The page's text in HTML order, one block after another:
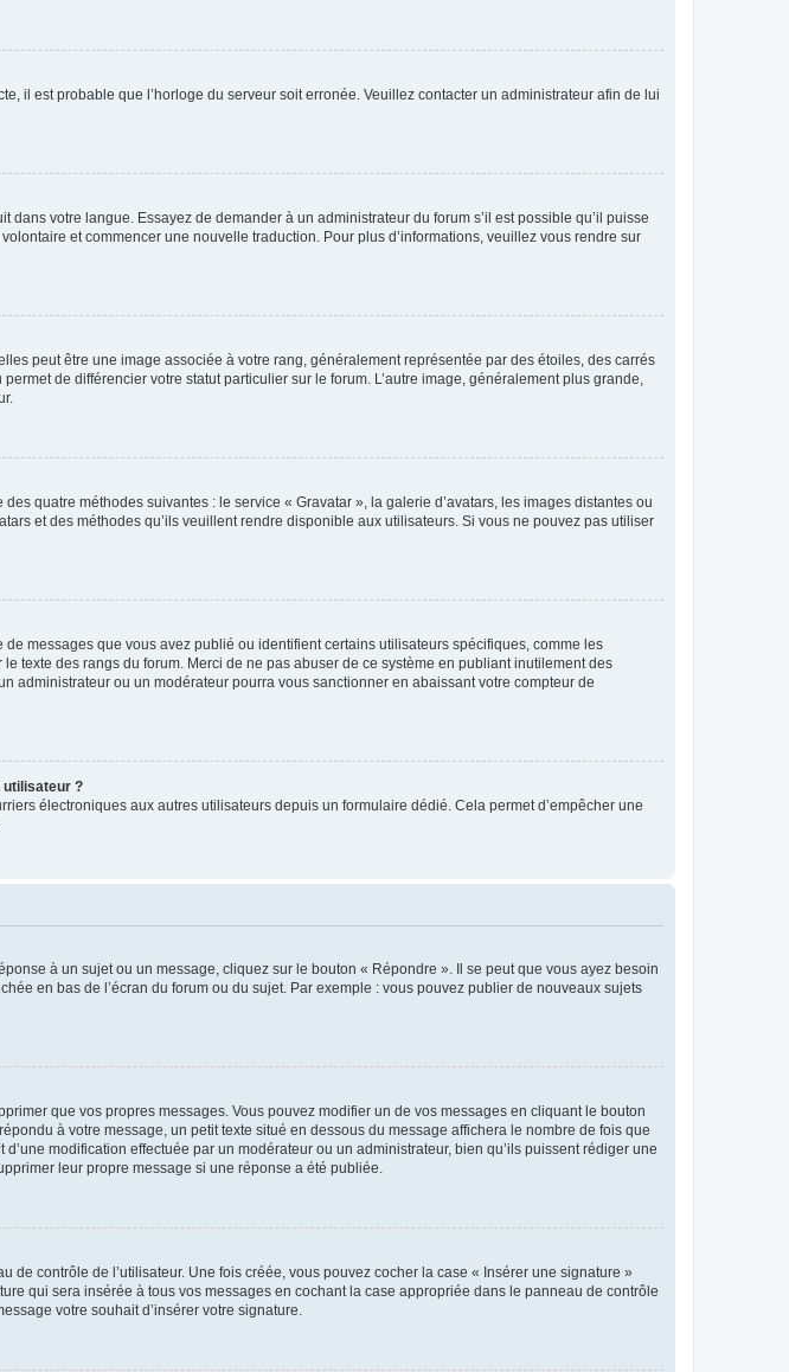
il est probable que l’horloge du serveur soit erronée. Veuillez contacter un administrateur afin de lui
votre langue. Essayez de demander à un administrateur du forum s’il est possible qu’il puisse
et commencer une nouvelle traduction. Pour plus d’informations, veuillez vous rendre sur
peut être une image associée à votre rang, généralement représentée par des étoiles, des carrés
de différencier votre statut particulier sur le forum. L’autre image, généralement plus grande,
quatre méthodes suivantes : le service « Gravatar », la galerie d’avatars, les images distantes ou
et des méthodes qu’ils veuillent rendre disponible aux utilisateurs. Si vous ne pouvez pas utiliser
messages que vous avez publié ou identifient certains utilisateurs spécifiques, comme les
texte des rangs du forum. Merci de ne pas abuser de ce système en publiant inutilement des
administrateur ou un modérateur pourra vous sanctionner en abaissant votre compteur de
utilisateur ?
électroniques aux autres utilisateurs depuis un formulaire dédié. Cela permet d’empêcher une
à un sujet ou un message, cliquez sur le bouton « Répondre ». Il se peut que vous ayez besoin
en bas de l’écran du forum ou du sujet. Par exemple : vous pouvez publier de nouveaux sujets
que vos propres messages. Vous pouvez modifier un de vos messages en cliquant le bouton
à votre message, un petit texte situé en dessous du message affichera le nombre de fois que
modification effectuée par un modérateur ou un administrateur, bien qu’ils puissent rédiger une
leur propre message si une réponse a été publiée.
contrôle de l’utilisateur. Une fois créée, vous pouvez cocher la case « Insérer une signature »
qui sera insérée à tous vos messages en cochant la case appropriée dans le panneau de contrôle
votre souhait d’insérer votre signature.